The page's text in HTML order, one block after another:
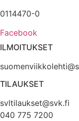
0114470-0
Facebook
ILMOITUKSET
TILAUKSET
svltilaukset@svk.fi
040 775 7200